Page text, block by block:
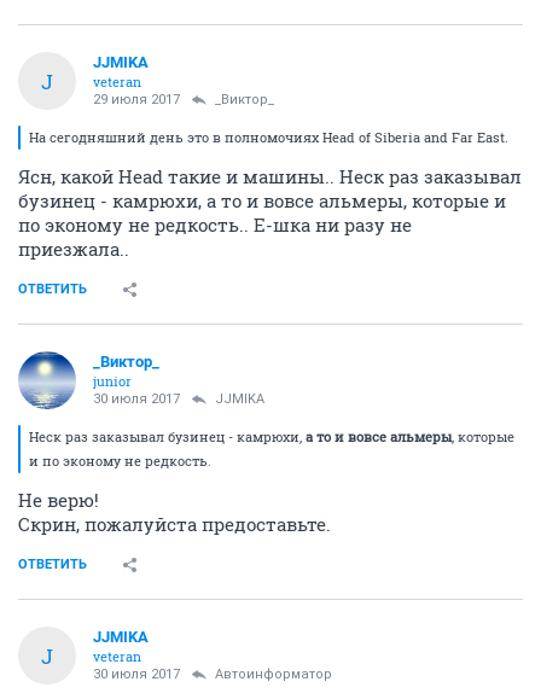
J
JJMIKA
veteran
29 июля 2017 _Виктор_
На сегодняшний день это в полномочиях Head of Siberia and Far East.
Ясн, какой Head такие и машины.. Неск раз заказывал
бузинец - камрюхи, а то и вовсе альмеры, которые и
по эконому не редкость.. Е-шка ни разу не
приезжала..
ОТВЕТИТЬ
_Виктор_
juniоr
30 июля 2017 JJMIKA
Неск раз заказывал бузинец - камрюхи, а то и вовсе альмеры, которые
и по эконому не редкость.
Не верю!
Скрин, пожалуйста предоставьте.
ОТВЕТИТЬ
J
JJMIKA
veteran
30 июля 2017 Автоинформатор